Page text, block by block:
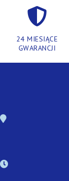
24 MIESIĄCE
GWARANCJI